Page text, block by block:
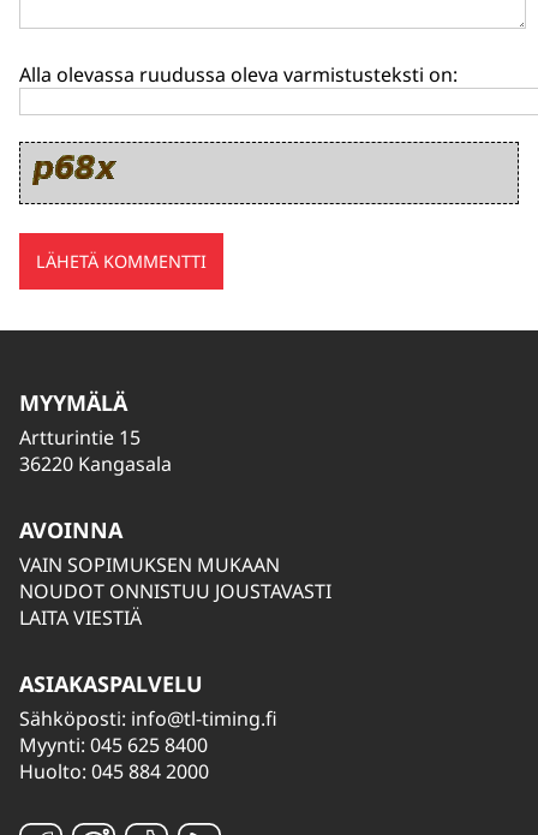
Alla olevassa ruudussa oleva varmistusteksti on:
MYYMÄLÄ
Artturintie 15
36220 Kangasala
AVOINNA
VAIN SOPIMUKSEN MUKAAN
NOUDOT ONNISTUU JOUSTAVASTI
LAITA VIESTIÄ
ASIAKASPALVELU
Sähköposti: info@tl-timing.fi
Myynti: 045 625 8400
Huolto: 045 884 2000